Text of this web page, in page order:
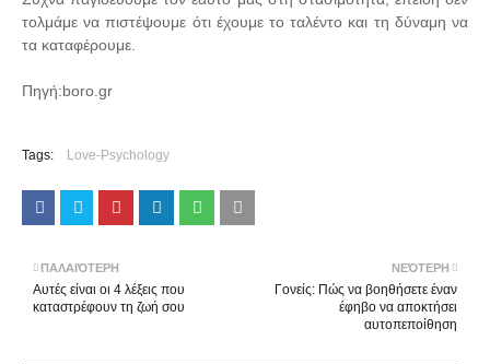
τολμάμε να πιστέψουμε ότι έχουμε το ταλέντο και τη δύναμη να
τα καταφέρουμε.
Πηγή:boro.gr
Tags: Love-Psychology
ΝΕΌΤΕΡΗ
Γονείς: Πώς να βοηθήσετε έναν
έφηβο να αποκτήσει
αυτοπεποίθηση
ΠΑΛΑΙΌΤΕΡΗ
Aυτές είναι οι 4 λέξεις που
καταστρέφουν τη ζωή σου